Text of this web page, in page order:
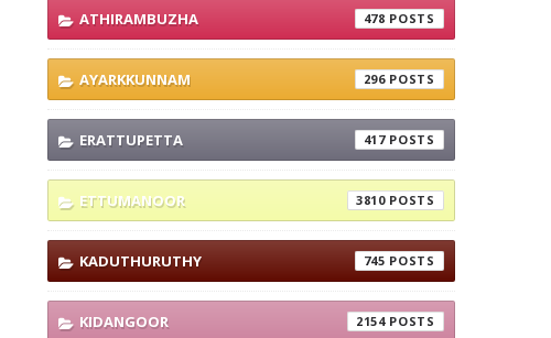
ATHIRAMBUZHA 478
AYARKKUNNAM 296
ERATTUPETTA 417
ETTUMANOOR 3810
KADUTHURUTHY 745
KIDANGOOR 2154